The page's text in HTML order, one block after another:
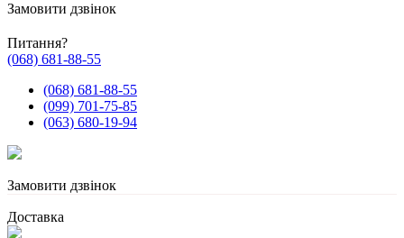
Замовити дзвінок
Питання?
(068) 681-88-55
(068) 681-88-55
(099) 701-75-85
(063) 680-19-94
Замовити дзвінок
Доставка